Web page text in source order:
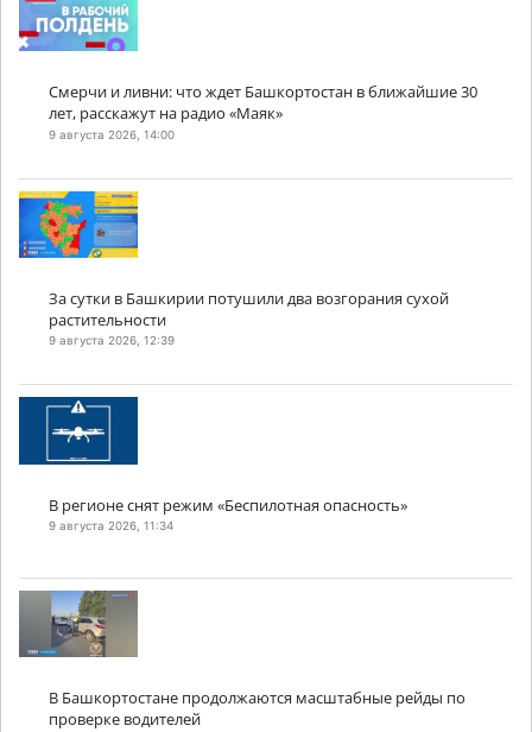
Смерчи и ливни: что ждет Башкортостан в ближайшие 30
лет, расскажут на радио «Маяк»
9 августа 2026, 14:00
За сутки в Башкирии потушили два возгорания сухой
растительности
9 августа 2026, 12:39
В регионе снят режим «Беспилотная опасность»
9 августа 2026, 11:34
В Башкортостане продолжаются масштабные рейды по
проверке водителей